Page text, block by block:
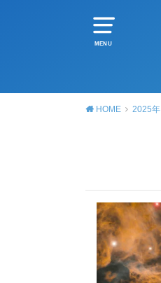
MENU
HOME 2025年